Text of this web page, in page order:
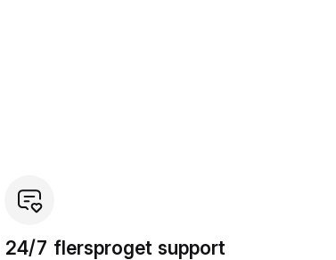
24/7 flersproget support